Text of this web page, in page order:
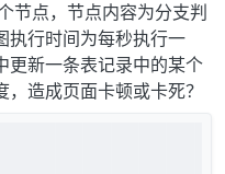
节点，节点内容为分支判
执行时间为每秒执行一
更新一条表记录中的某个
造成页面卡顿或卡死？